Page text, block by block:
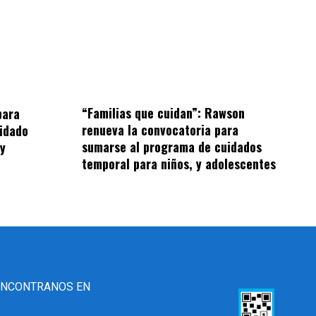
“Familias que cuidan”: Rawson
renueva la convocatoria para
sumarse al programa de cuidados
temporal para niños, y adolescentes
EN